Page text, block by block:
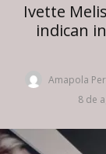
Ivette
indican
Amapola
8 de